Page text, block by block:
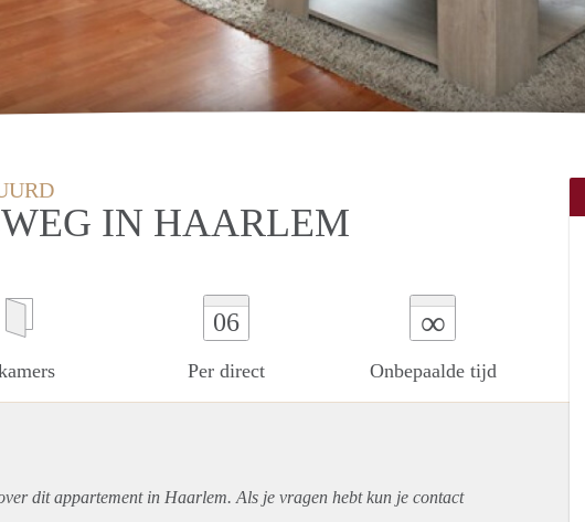
IN HAARLEM
06
Per direct
∞
Onbepaalde tijd
ditappartementin Haarlem. Als je vragen hebt kun je contact